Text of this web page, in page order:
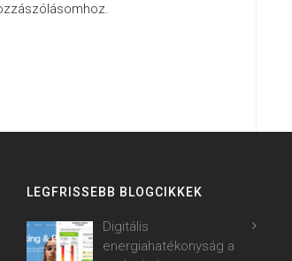
LEGFRISSEBB BLOGCIKKEK
Digitális
energiahatékonyság a